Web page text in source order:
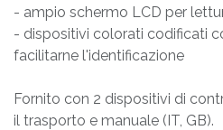
- ampio schermo LCD per
- dispositivi colorati codificati
facilitarne l'identificazione
Fornito con 2 dispositivi di
il trasporto e manuale (IT, GB).